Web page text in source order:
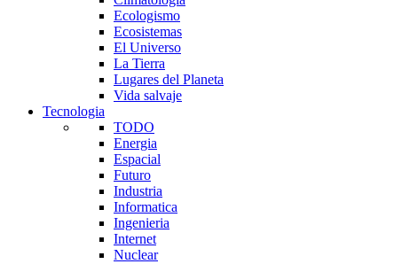
Ecologismo
Ecosistemas
El Universo
La Tierra
Lugares del Planeta
Vida salvaje
Tecnologia
TODO
Energia
Espacial
Futuro
Industria
Informatica
Ingenieria
Internet
Nuclear